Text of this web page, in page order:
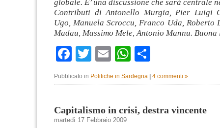
globale. E’ una discussione che sarà centrale
Contributi di Antonello Murgia, Pier Luigi
Ugo, Manuela Scroccu, Franco Uda, Roberto
Madau, Massimo Mele, Antonio Mannu.
Facebook
TwitterEmailWhatsApp
Pubblicato in Politiche in Sardegna 4 commenti »
Capitalismo in crisi, destra vincente
martedì 17 Febbraio 2009